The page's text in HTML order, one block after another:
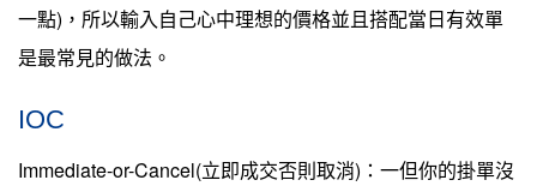
一點)，所以輸入自己心中理想的價格並且搭配當日有效單
是最常見的做法。
IOC
Immediate-or-Cancel(立即成交否則取消)：一但你的掛單沒